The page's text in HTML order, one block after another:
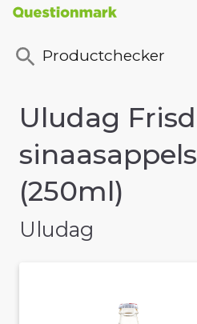
Productchecker
Uludag
(250ml)
Uludag